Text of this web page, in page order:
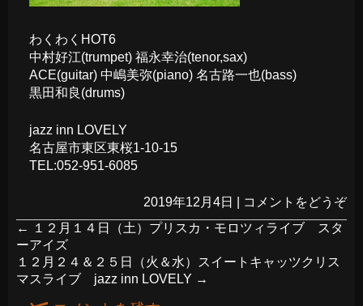
わくわくHOT6
中村好江(trumpet) 福永幸治(tenor,sax)
ACE(guitar) 中嶋美弥(piano) 名古路一也(bass)
黒田和良(drums)
jazz inn LOVELY
名古屋市東区東桜1-10-15
TEL:052-951-6085
2019年12月4日
コメントをどうぞ
←
１２月１４日（土）プリスカ・モロツィライブ スタ
ーアイズ
１２月２４＆２５日（火＆水）スイートキャッツクリス
マスライブ jazz inn LOVELY →